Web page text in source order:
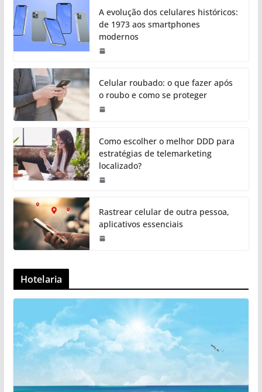
A evolução dos celulares históricos:
de 1973 aos smartphones
modernos
Celular roubado: o que fazer após
o roubo e como se proteger
Como escolher o melhor DDD para
estratégias de telemarketing
localizado?
Rastrear celular de outra pessoa,
aplicativos essenciais
Hotelaria